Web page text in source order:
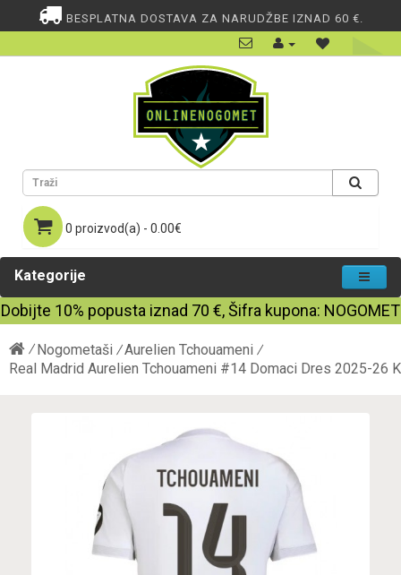
BESPLATNA DOSTAVA ZA NARUDŽBE IZNAD 60 €.
0 proizvod(a) - 0.00€
Kategorije
Dobijte 10% popusta iznad 70 €, Šifra kupona: NOGOMET
Nogometaši
Aurelien Tchouameni
Real Madrid Aurelien Tchouameni #14 Domaci Dres 2025-26